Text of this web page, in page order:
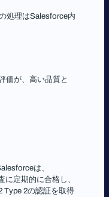
処理はSalesforce内
価が、高い品質と
は、
定期的に合格し、
Type 2の認証を取得